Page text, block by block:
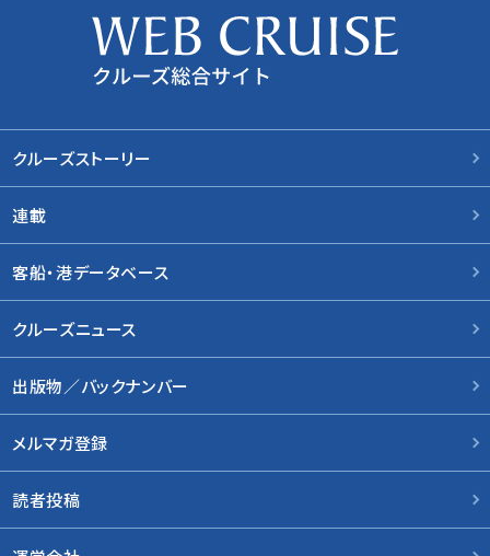
クルーズストーリー
連載
客船・港データベース
クルーズニュース
出版物／バックナンバー
メルマガ登録
読者投稿